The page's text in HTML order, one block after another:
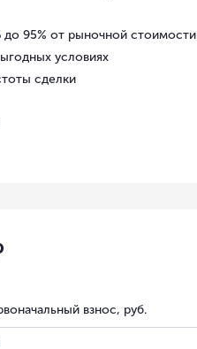
95% от рыночной стоимости
условиях
сделки
взнос, руб.